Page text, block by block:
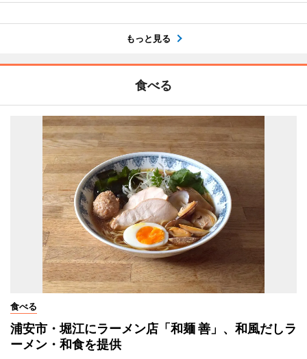
もっと見る
食べる
食べる
浦安市・堀江にラーメン店「和麺 善」、和風だしラ
ーメン・和食を提供